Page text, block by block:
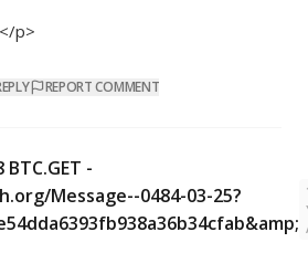
p>
REPORT COMMENT
BTC.GET -
Message--0484-03-25?